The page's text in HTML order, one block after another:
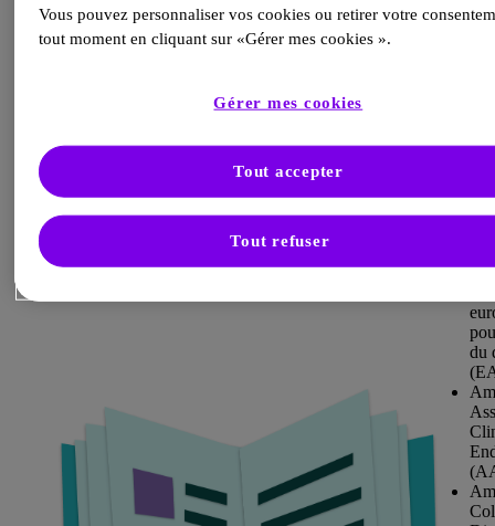
du
Vous pouvez personnaliser vos cookies ou retirer votre
tout moment en cliquant sur «Gérer mes cookies ».
Gérer mes cookies
Tout refuser
Tout accepter